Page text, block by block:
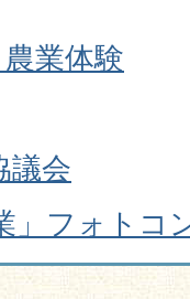
業体験
議会
」フォトコ